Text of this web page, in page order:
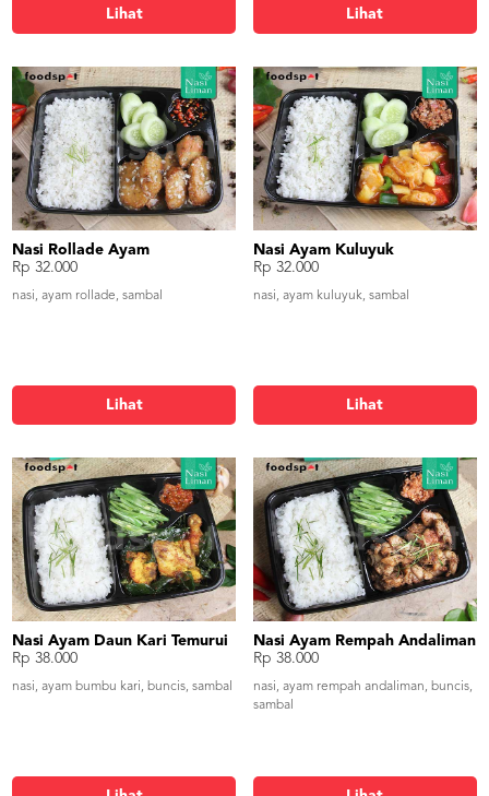
Lihat Lihat
Nasi Rollade Ayam
Rp 32.000
nasi, ayam rollade, sambal
Lihat
Nasi Ayam Kuluyuk
Rp 32.000
nasi, ayam kuluyuk, sambal
Lihat
Nasi Ayam Daun Kari Temurui
Rp 38.000
nasi, ayam bumbu kari, buncis, sambal
Nasi Ayam Rempah Andaliman
Rp 38.000
nasi, ayam rempah andaliman, buncis,
sambal